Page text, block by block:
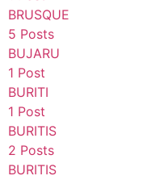
BRUSQUE
5 Posts
BUJARU
1 Post
BURITI
1 Post
BURITIS
2 Posts
BURITIS